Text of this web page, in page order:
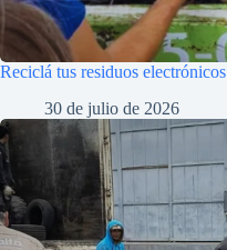
Reciclá tus residuos electrónicos
30 de julio de 2026